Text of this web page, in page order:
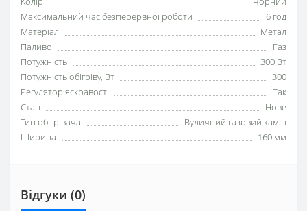
Максимальний час безперервної роботи
6 год
Матеріал
Метал
Паливо
Газ
Потужність
300 Вт
Потужність обігріву, Вт
300
Регулятор яскравості
Так
Стан
Нове
Тип обігрівача
Вуличний газовий камін
Ширина
160 мм
Відгуки (0)